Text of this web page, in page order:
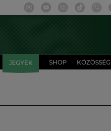
JEGYEK SHOP KÖZÖSSÉG